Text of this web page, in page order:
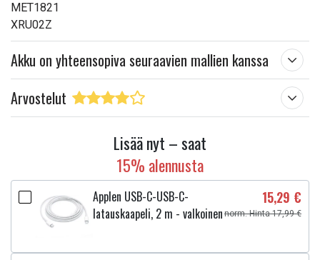
MET1821
XRU02Z
Akku on yhteensopiva seuraavien mallien kanssa
Arvostelut
Lisää nyt – saat
15% alennusta
Applen USB-C-USB-C-
latauskaapeli, 2 m - valkoinen
15,29 €
norm. Hinta 17,99 €